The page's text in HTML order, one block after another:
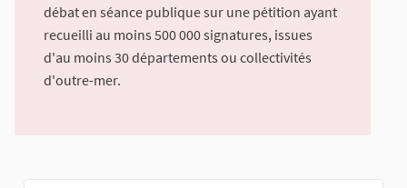
débat en séance publique sur une pétition ayant
recueilli au moins 500 000 signatures, issues
d'au moins 30 départements ou collectivités
d'outre-mer.